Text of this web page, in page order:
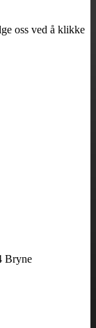
oss ved å klikke
Bryne